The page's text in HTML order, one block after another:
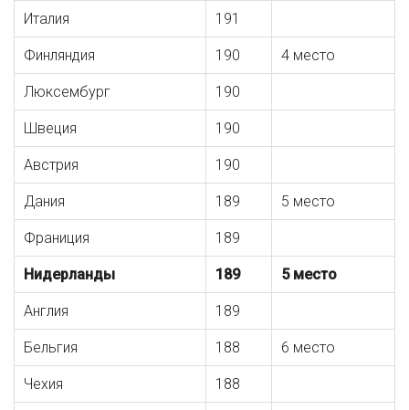
Италия 191
Финляндия 190 4 место
Люксембург 190
Швеция 190
Австрия 190
Дания 189 5 место
Франиция 189
Нидерланды 189 5 место
Англия 189
Бельгия 188 6 место
Чехия 188